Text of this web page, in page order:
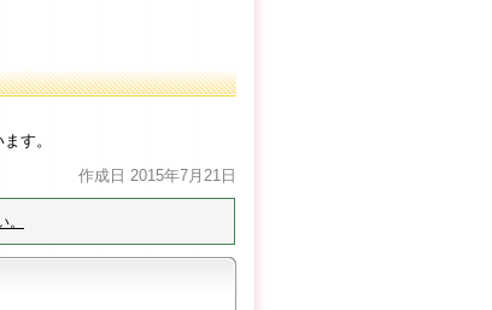
す。
作成日 2015年7月21日